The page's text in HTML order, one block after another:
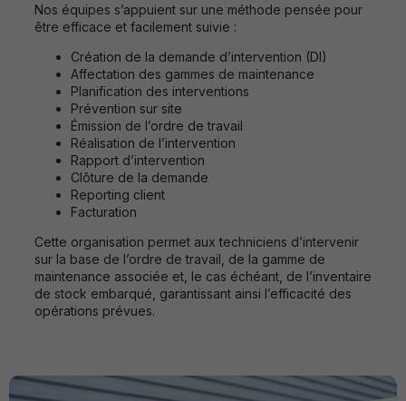
Nos équipes s’appuient sur une méthode pensée pour
être efficace et facilement suivie :
Création de la demande d’intervention (DI)
Affectation des gammes de maintenance
Planification des interventions
Prévention sur site
Émission de l’ordre de travail
Réalisation de l’intervention
Rapport d’intervention
Clôture de la demande
Reporting client
Facturation
Cette organisation permet aux techniciens d’intervenir
sur la base de l’ordre de travail, de la gamme de
maintenance associée et, le cas échéant, de l’inventaire
de stock embarqué, garantissant ainsi l’efficacité des
opérations prévues.